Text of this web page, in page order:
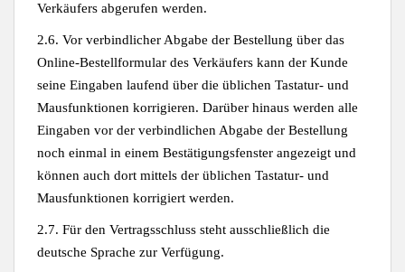
Verkäufers abgerufen werden.
2.6. Vor verbindlicher Abgabe der Bestellung über das
Online-Bestellformular des Verkäufers kann der Kunde
seine Eingaben laufend über die üblichen Tastatur- und
Mausfunktionen korrigieren. Darüber hinaus werden alle
Eingaben vor der verbindlichen Abgabe der Bestellung
noch einmal in einem Bestätigungsfenster angezeigt und
können auch dort mittels der üblichen Tastatur- und
Mausfunktionen korrigiert werden.
2.7. Für den Vertragsschluss steht ausschließlich die
deutsche Sprache zur Verfügung.